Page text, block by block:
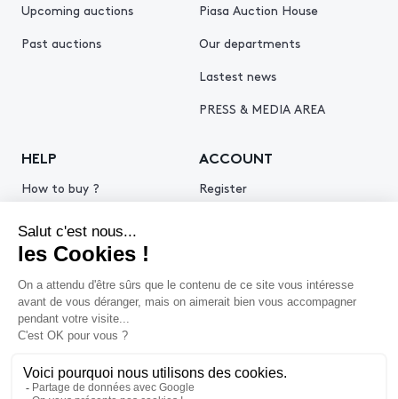
Upcoming auctions
Past auctions
Piasa Auction House
Our departments
Lastest news
PRESS & MEDIA AREA
HELP
How to buy ?
Get an estimate
ACCOUNT
Register
© 2026 Piasa